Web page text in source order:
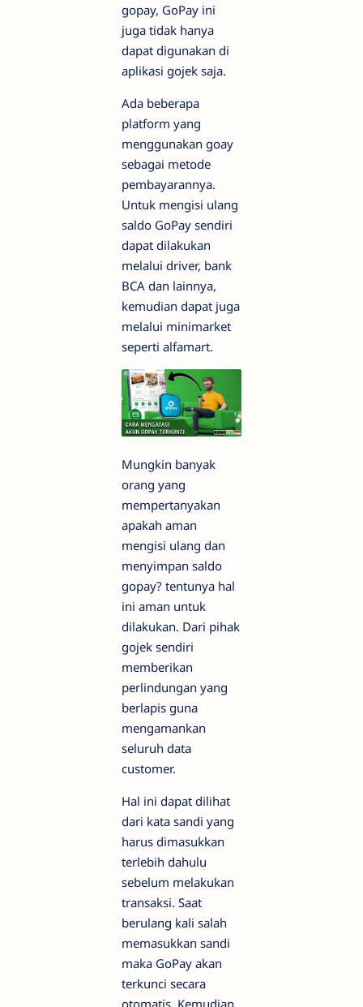
gopay, GoPay ini
juga tidak hanya
dapat digunakan di
aplikasi gojek saja.
Ada beberapa
platform yang
menggunakan goay
sebagai metode
pembayarannya.
Untuk mengisi ulang
saldo GoPay sendiri
dapat dilakukan
melalui driver, bank
BCA dan lainnya,
kemudian dapat juga
melalui minimarket
seperti alfamart.
Mungkin banyak
orang yang
mempertanyakan
apakah aman
mengisi ulang dan
menyimpan saldo
gopay? tentunya hal
ini aman untuk
dilakukan. Dari pihak
gojek sendiri
memberikan
perlindungan yang
berlapis guna
mengamankan
seluruh data
customer.
Hal ini dapat dilihat
dari kata sandi yang
harus dimasukkan
terlebih dahulu
sebelum melakukan
transaksi. Saat
berulang kali salah
memasukkan sandi
maka GoPay akan
terkunci secara